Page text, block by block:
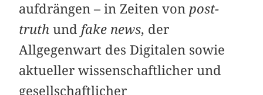
aufdrängen – in Zeiten von post-
truth und fake news, der
Allgegenwart des Digitalen sowie
aktueller wissenschaftlicher und
gesellschaftlicher